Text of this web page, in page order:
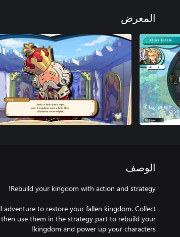
المعرض
الوصف
adventure to restore your fallen kingdom. Collect
use them in the strategy part to rebuild your